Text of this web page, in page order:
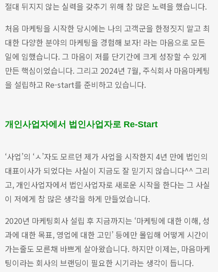
절대 뒤지지 않는 실력을 갖추기 위해 참 많은 노력을 했습니다.
처음 마케팅을 시작한 당시에는 나의 고객군을 한정짓지 말고 최
대한 다양한 분야의 마케팅을 경험해 보자! 라는 마음으로 모든
일에 임했습니다. 그 마음이 저를 단기간에 크게 성장할 수 있게
만든 핵심이었습니다. 그리고 2024년 7월, 주식회사 마음마케팅
을 설립하고 Re-start를 준비하고 있습니다.
개인사업자에서 법인사업자로 Re-Start
‘사업’의 ‘ㅅ’자도 모르던 제가 사업을 시작한지 4년 만에 법인의
대표이사가 되었다는 사실이 지금도 잘 믿기지 않습니다^^ 그리
고, 개인사업자에서 법인사업자로 새로운 시작을 한다는 그 사실
이 저에게 참 많은 생각을 하게 만들었습니다.
2020년 마케팅회사 설립 후 지금까지는 ‘마케팅에 대한 이해, 성
과에 대한 목표, 영업에 대한 고민’ 등에만 몰입해 어떻게 시간이
가는줄도 모른채 바쁘게 살아왔습니다. 하지만 이제는, 마음마케
팅이라는 회사의 브랜딩이 필요한 시기라는 생각이 듭니다.